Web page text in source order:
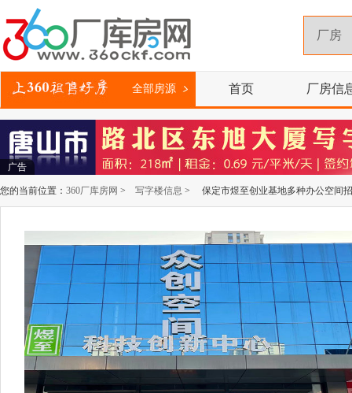
全部房源 首页 厂房信
广告
您的当前位置： 360厂库房网 > 写字楼信息 > 保定市煜至创业基地多种办公空间